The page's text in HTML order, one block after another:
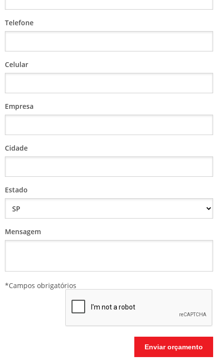
Telefone
Celular
Empresa
Cidade
Estado
Mensagem
*Campos obrigatórios